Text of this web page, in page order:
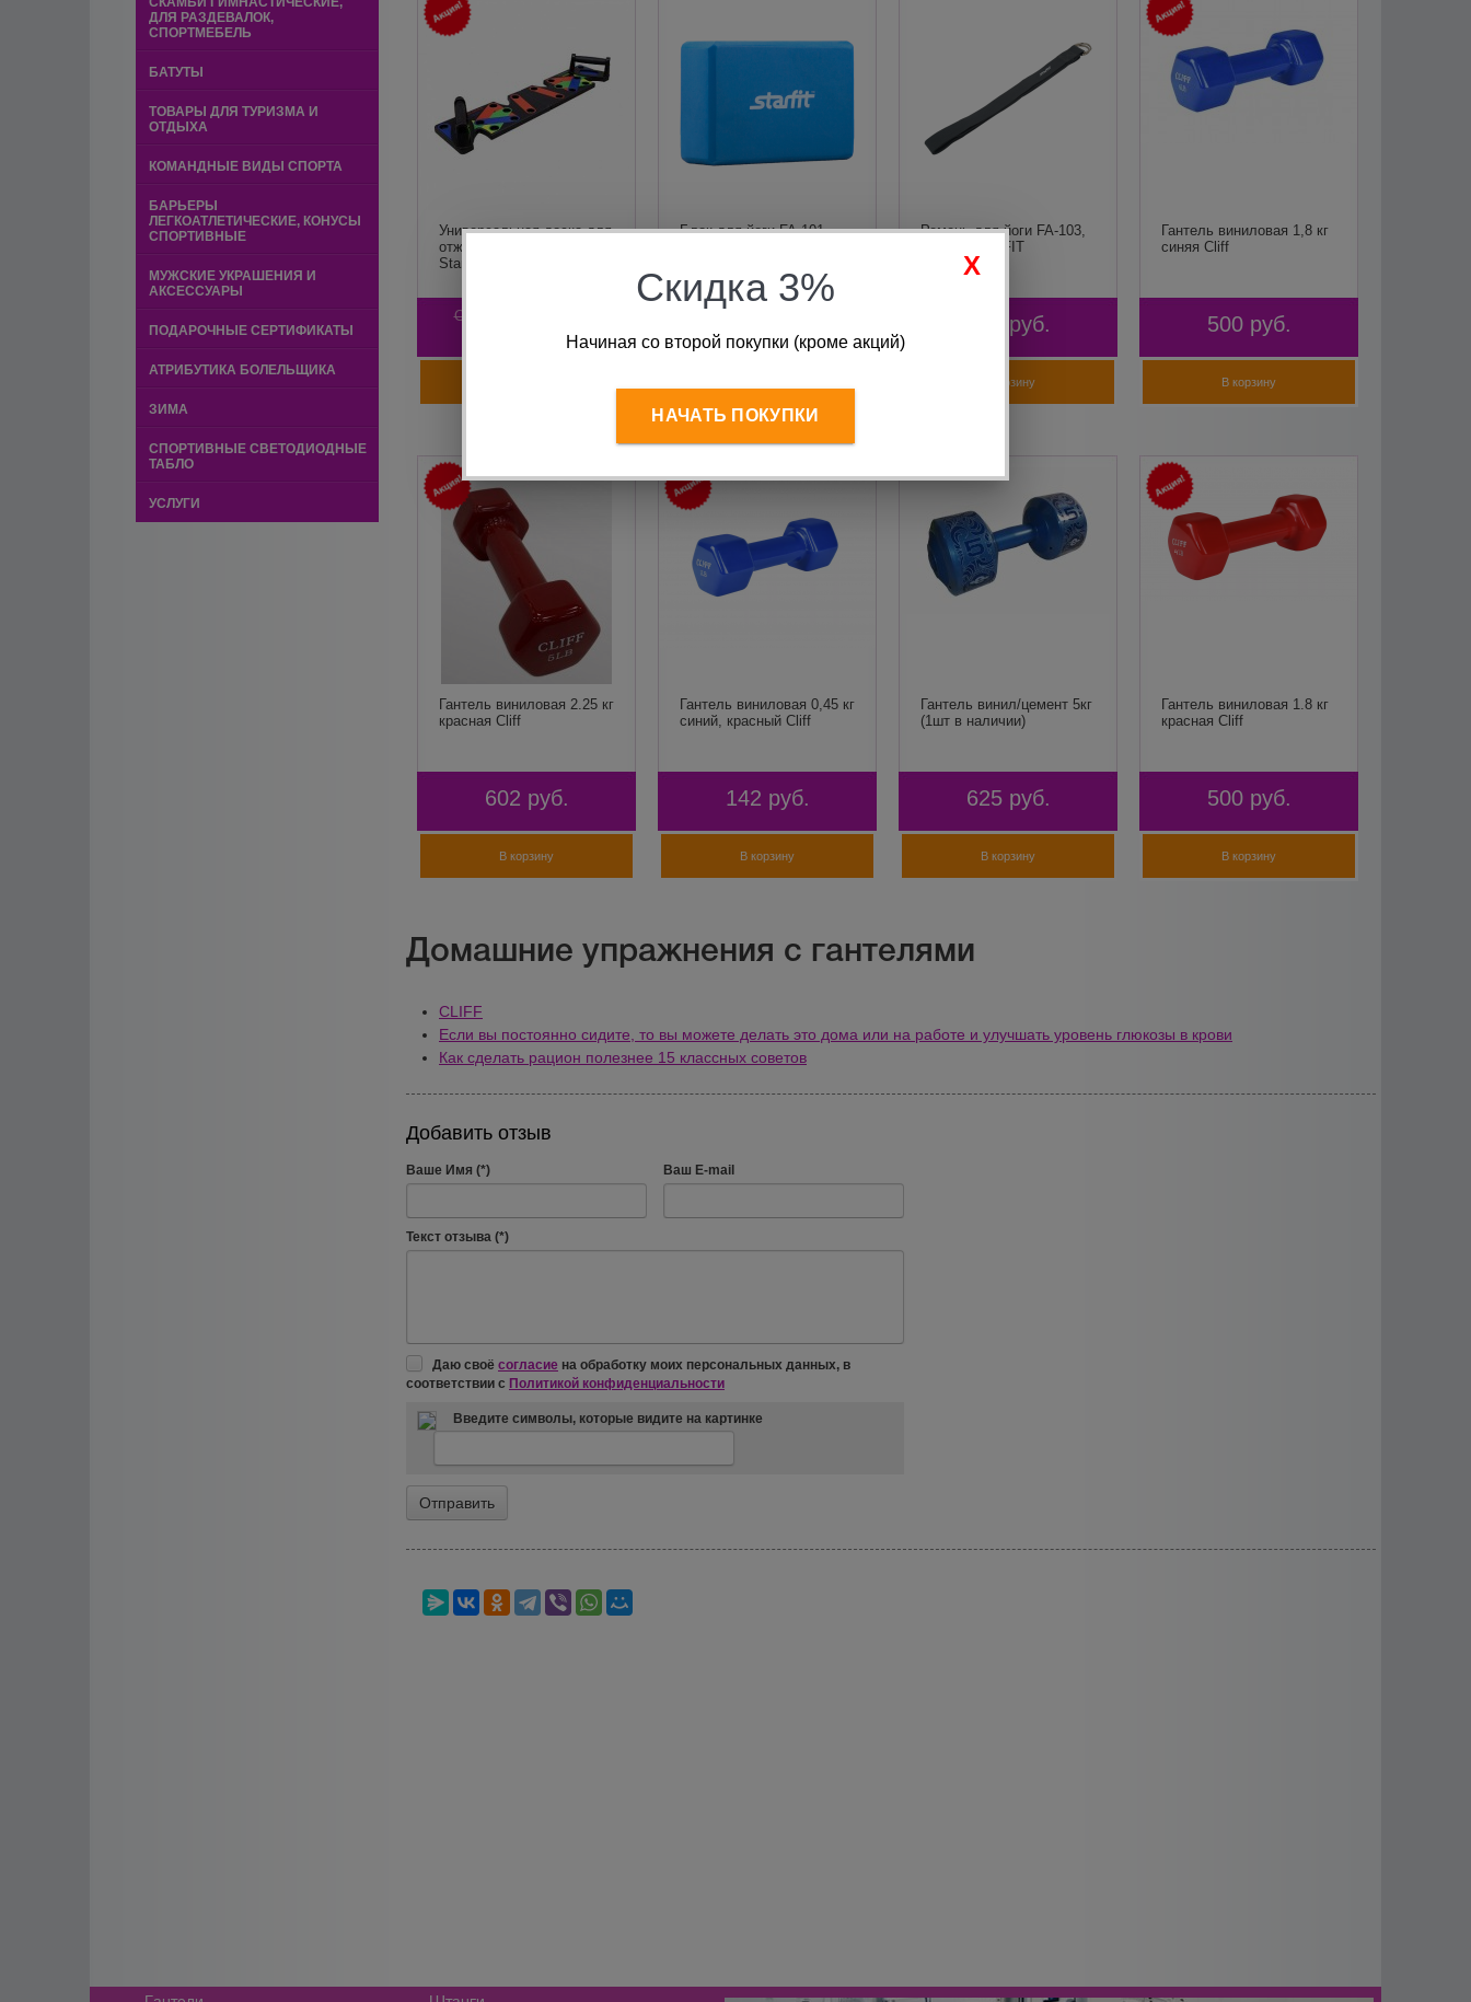
ДЛЯ РАЗДЕВАЛОК,
СПОРТМЕБЕЛЬ
БАТУТЫ
ТОВАРЫ ДЛЯ ТУРИЗМА И
ОТДЫХА
КОМАНДНЫЕ ВИДЫ СПОРТА
БАРЬЕРЫ
ЛЕГКОАТЛЕТИЧЕСКИЕ, КОНУСЫ
СПОРТИВНЫЕ
МУЖСКИЕ УКРАШЕНИЯ И
АКСЕССУАРЫ
ПОДАРОЧНЫЕ СЕРТИФИКАТЫ
АТРИБУТИКА БОЛЕЛЬЩИКА
ЗИМА
СПОРТИВНЫЕ СВЕТОДИОДНЫЕ
ТАБЛО
УСЛУГИ
Универсальная доска для
отжиманий 9в1 Push Up
Stand, Мурман
Старая цена:
руб.
Блок для йоги FA-101
Ремень для йоги FA-103,
серый STARFIT
руб.
В корзину
Гантель виниловая 1,8 кг
синяя Cliff
500 руб.
В корзину
Гантель виниловая 2.25 кг
красная Cliff
602 руб.
В корзину
Гантель виниловая 0,45 кг
синий, красный Cliff
142 руб.
В корзину
Гантель винил/цемент 5кг
(1шт в наличии)
625 руб.
В корзину
Гантель виниловая 1.8 кг
красная Cliff
500 руб.
В корзину
Домашние упражнения с гантелями
CLIFF
Если вы постоянно сидите, то вы можете делать это дома или на работе и улучшать уровень глюкозы в крови
Как сделать рацион полезнее 15 классных советов
Добавить отзыв
Ваше Имя (*) Ваш E-mail
Текст отзыва (*)
Даю своё согласие на обработку моих персональных данных, в
соответствии с Политикой конфиденциальности
Введите символы, которые видите на картинке
Скидка 3%
Начиная со второй покупки (кроме акций)
НАЧАТЬ ПОКУПКИ